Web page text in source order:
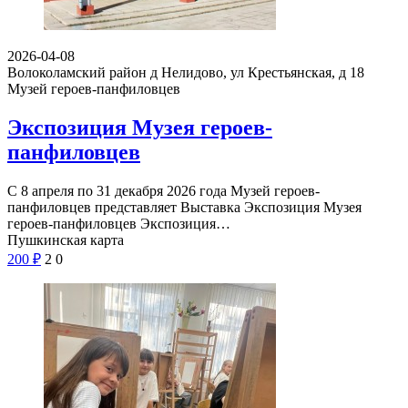
2026-04-08
Волоколамский район д Нелидово, ул Крестьянская, д 18
Музей героев-панфиловцев
Экспозиция Музея героев-
панфиловцев
С 8 апреля по 31 декабря 2026 года Музей героев-
панфиловцев представляет Выставка Экспозиция Музея
героев-панфиловцев Экспозиция…
Пушкинская карта
200 ₽ 2 0